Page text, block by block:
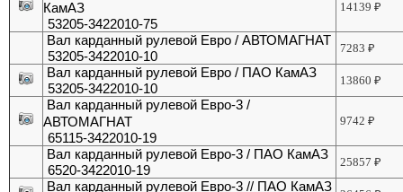
КамАЗ
53205-3422010-75
14139₽
Вал карданный рулевой Евро / АВТОМАГНАТ
53205-3422010-10
7283₽
Вал карданный рулевой Евро / ПАО КамАЗ
53205-3422010-10
13860₽
Вал карданный рулевой Евро-3 /
АВТОМАГНАТ
65115-3422010-19
9742₽
Вал карданный рулевой Евро-3 / ПАО КамАЗ
6520-3422010-19
25857₽
Вал карданный рулевой Евро-3 // ПАО КамАЗ